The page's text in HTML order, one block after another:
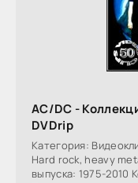
AC/DC -
DVDrip
Категория:
Hard rock, heavy
выпуска: 1975-2010